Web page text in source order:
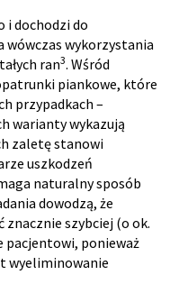
i dochodzi do
wówczas wykorzystania
ran3. Wśród
piankowe, które
przypadkach –
warianty wykazują
zaletę stanowi
uszkodzeń
naturalny sposób
dowodzą, że
szybciej (o ok.
pacjentowi, ponieważ
wyeliminowanie